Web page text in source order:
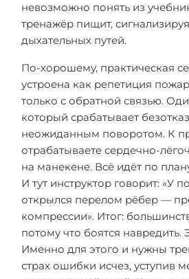
невозможно понять из
тренажёр пищит,
дыхательных путей.
По-хорошему, практическая
устроена как репетиция
только с обратной связью.
который срабатывает
неожиданным поворотом. К
отрабатываете сердечно-
на манекене. Всё идёт по
И тут инструктор говорит: «У
открылся перелом рёбер —
компрессии». Итог:
потому что боятся навредить.
Именно для этого и нужны
страх ошибки исчез, уступив